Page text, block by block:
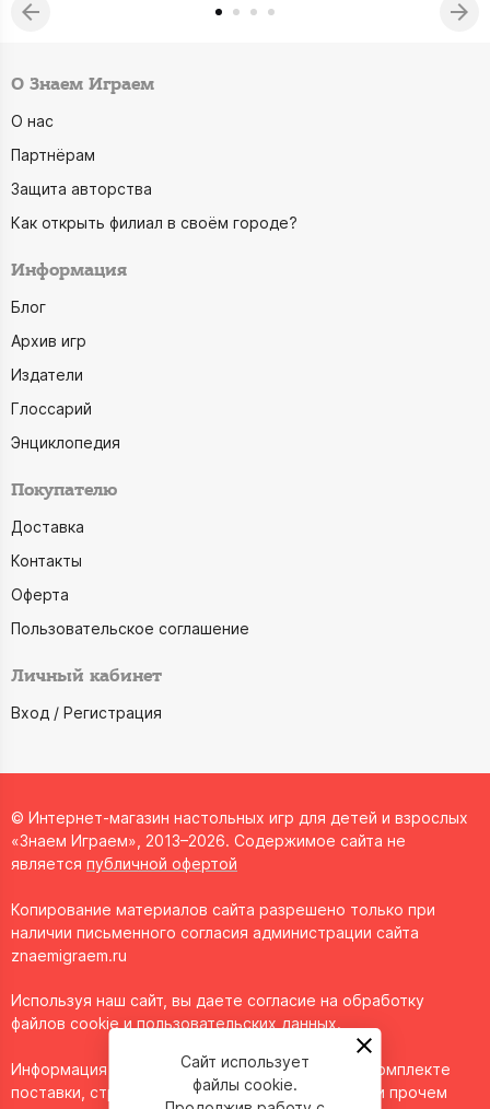
О Знаем Играем
О нас
Партнёрам
Защита авторства
Как открыть филиал в своём городе?
Информация
Блог
Архив игр
Издатели
Глоссарий
Энциклопедия
Покупателю
Доставка
Контакты
Оферта
Пользовательское соглашение
Личный кабинет
Вход / Регистрация
© Интернет-магазин настольных игр для детей и взрослых
«Знаем Играем», 2013–2026. Содержимое сайта не
является публичной офертой
Копирование материалов сайта разрешено только при
наличии письменного согласия администрации сайта
znaemigraem.ru
Используя наш сайт, вы даете согласие на обработку
файлов cookie и пользовательских данных.
Информация о технических характеристиках, комплекте
поставки, стране изготовления, внешнем виде и прочем
Сайт использует
файлы cookie.